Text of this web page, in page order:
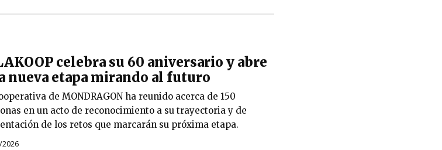
celebra su 60 aniversario y abre
nueva etapa mirando al futuro
de MONDRAGON ha reunido acerca de 150
en un acto de reconocimiento a su trayectoria y de
de los retos que marcarán su próxima etapa.